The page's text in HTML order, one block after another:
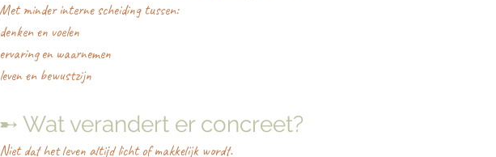
Met minder interne scheiding tussen:
denken en voelen
ervaring en waarnemen
leven en bewustzijn
➸ Wat verandert er concreet?
Niet dat het leven altijd licht of makkelijk wordt.